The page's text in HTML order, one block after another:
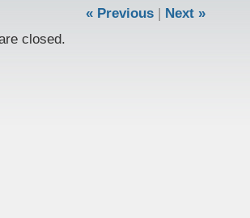
« Previous| Next »
closed.